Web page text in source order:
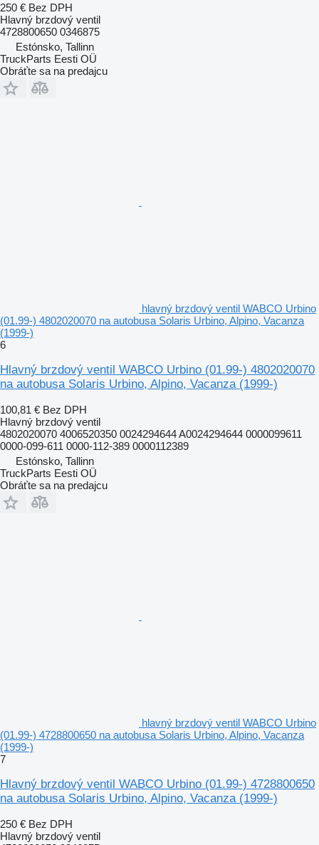
250 € Bez DPH
Hlavný brzdový ventil
4728800650 0346875
Estónsko, Tallinn
TruckParts Eesti OÜ
Obráťte sa na predajcu
hlavný brzdový ventil WABCO Urbino
(01.99-) 4802020070 na autobusa Solaris Urbino, Alpino, Vacanza
(1999-)
6
Hlavný brzdový ventil WABCO Urbino (01.99-) 4802020070
na autobusa Solaris Urbino, Alpino, Vacanza (1999-)
100,81 € Bez DPH
Hlavný brzdový ventil
4802020070 4006520350 0024294644 A0024294644 0000099611
0000-099-611 0000-112-389 0000112389
Estónsko, Tallinn
TruckParts Eesti OÜ
Obráťte sa na predajcu
hlavný brzdový ventil WABCO Urbino
(01.99-) 4728800650 na autobusa Solaris Urbino, Alpino, Vacanza
(1999-)
7
Hlavný brzdový ventil WABCO Urbino (01.99-) 4728800650
na autobusa Solaris Urbino, Alpino, Vacanza (1999-)
250 € Bez DPH
Hlavný brzdový ventil